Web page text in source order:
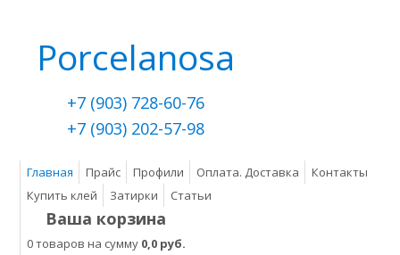
Porcelanosa
+7 (903) 728-60-76
+7 (903) 202-57-98
Главная Прайс Профили Оплата. Доставка
Контакты
Купить клей
Затирки Статьи
Ваша корзина
0 товаров на сумму 0,0 руб.